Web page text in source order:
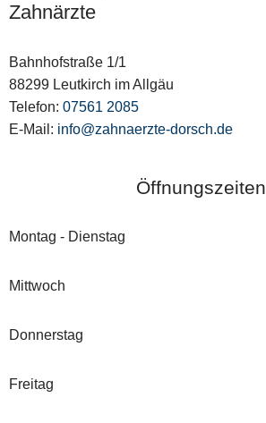
Zahnärzte
Bahnhofstraße 1/1
88299 Leutkirch im Allgäu
Telefon: 07561 2085
E-Mail: info@zahnaerzte-dorsch.de
Öffnungszeiten
Montag - Dienstag
Mittwoch
Donnerstag
Freitag